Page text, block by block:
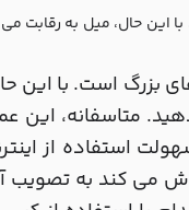
این حال، میل به رقابت
بزرگ است. با این
متاسفانه،
استفاده از
کند به تصویب آن